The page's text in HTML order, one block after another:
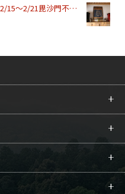
2/15〜2/21毘沙門不動護摩開始時間